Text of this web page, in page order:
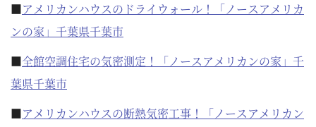
■アメリカンハウスのドライウォール！「ノースアメリカ
ンの家」千葉県千葉市
■全館空調住宅の気密測定！「ノースアメリカンの家」千
葉県千葉市
■アメリカンハウスの断熱気密工事！「ノースアメリカン